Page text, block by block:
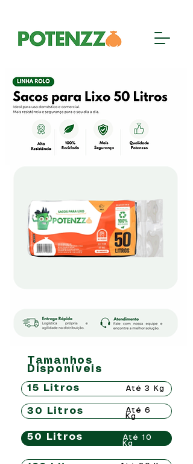
Tamanhos
Disponíveis
15 Litros Até 3 Kg
30 Litros Até 6
Kg
50 Litros Até 10
Kg